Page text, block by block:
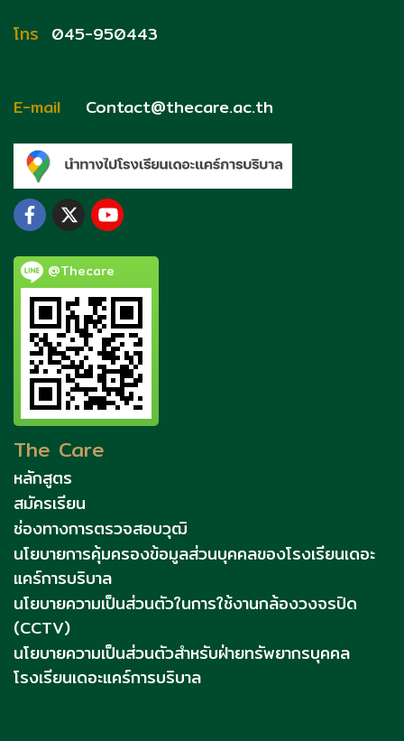
โทร 045-950443
E-mail
Contact@thecare.ac.th
@Thecare
The Care
หลักสูตร
สมัครเรียน
ช่องทางการตรวจสอบวุฒิ
นโยบายการคุ้มครองข้อมูลส่วนบุคคลของโรงเรียนเดอะ
แคร์การบริบาล
นโยบายความเป็นส่วนตัวในการใช้งานกล้องวงจรปิด
(CCTV)
นโยบายความเป็นส่วนตัวสำหรับฝ่ายทรัพยากรบุคคล
โรงเรียนเดอะแคร์การบริบาล